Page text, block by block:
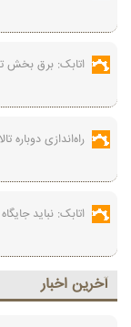
اتابک: برق بخش
راه‌اندازی
اتابک: نباید
آخرين اخبار